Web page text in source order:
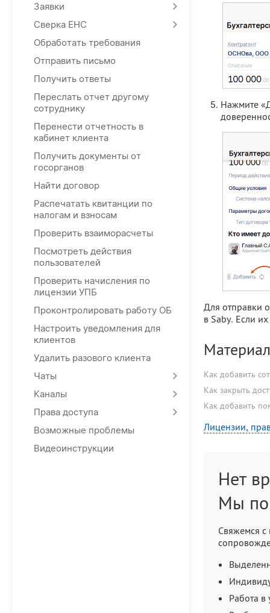
Заявки
Сверка ЕНС
Обработать требования
Отправить письмо
Получить ответы
Переслать отчет другому
сотруднику
Перенести отчетность в
кабинет клиента
Получить документы от
госорганов
Найти договор
Распечатать квитанции по
налогам и взносам
Проверить взаиморасчеты
Посмотреть действия
пользователей
Проверить начисления по
лицензии УПБ
Проконтролировать работу ОБ
Настроить уведомления для
клиентов
Удалить разового клиента
Чаты
Каналы
Права доступа
Возможные проблемы
Видеоинструкции
Нажмите
Для отправки
в Saby. Если
Как добавить
Как закрыть
Как добавить
Лицензии,
Нет
Мы
Свяжемся с
Работа в